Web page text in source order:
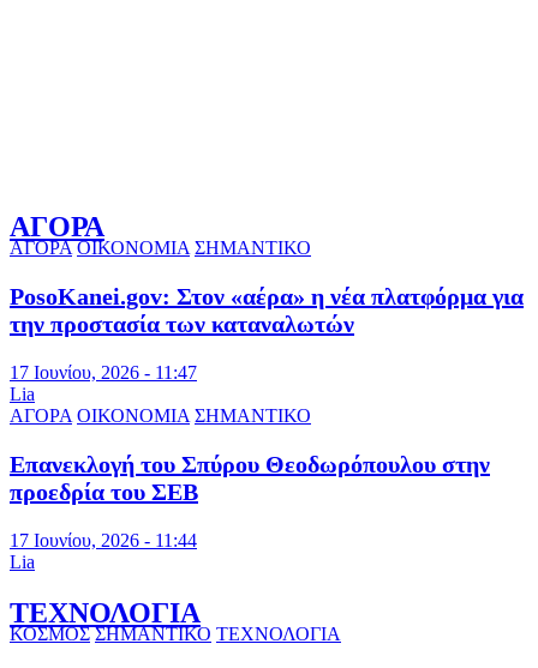
ΑΓΟΡΑ
ΑΓΟΡΑ ΟΙΚΟΝΟΜΙΑ ΣΗΜΑΝΤΙΚΟ
PosoKanei.gov: Στον «αέρα» η νέα πλατφόρμα για
την προστασία των καταναλωτών
17 Ιουνίου, 2026 - 11:47
Lia
ΑΓΟΡΑ ΟΙΚΟΝΟΜΙΑ ΣΗΜΑΝΤΙΚΟ
Επανεκλογή του Σπύρου Θεοδωρόπουλου στην
προεδρία του ΣΕΒ
17 Ιουνίου, 2026 - 11:44
Lia
ΤΕΧΝΟΛΟΓΙΑ
ΚΟΣΜΟΣ ΣΗΜΑΝΤΙΚΟ ΤΕΧΝΟΛΟΓΙΑ